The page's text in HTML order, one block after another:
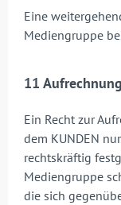
Eine
Mediengruppe
11
Ein Recht zur
dem KUNDEN
rechtskräftig
Mediengruppe
die sich